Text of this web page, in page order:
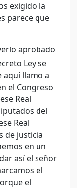
exigido la
parece que
aprobado
Ley se
aquí llamo a
el Congreso
Real
del
Real
de justicia
en un
así el señor
el
el